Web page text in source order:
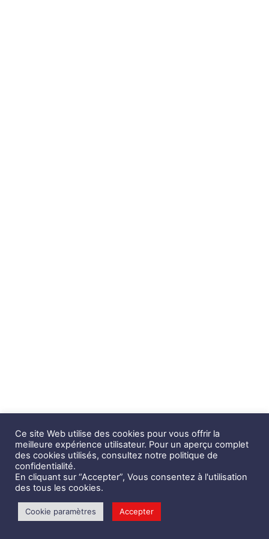
Ce site Web utilise des cookies pour vous offrir la
meilleure expérience utilisateur. Pour un aperçu complet
des cookies utilisés, consultez notre politique de
confidentialité.
En cliquant sur “Accepter”, Vous consentez à l'utilisation
des tous les cookies.
Cookie paramètres Accepter